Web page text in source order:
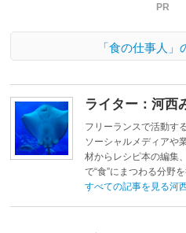
PR
「食の仕事人
ライター：河西
フリーランスで活動す
ソーシャルメディアや
材からレシピ本の編集
で“食”にまつわる分野
すべての記事を見る河